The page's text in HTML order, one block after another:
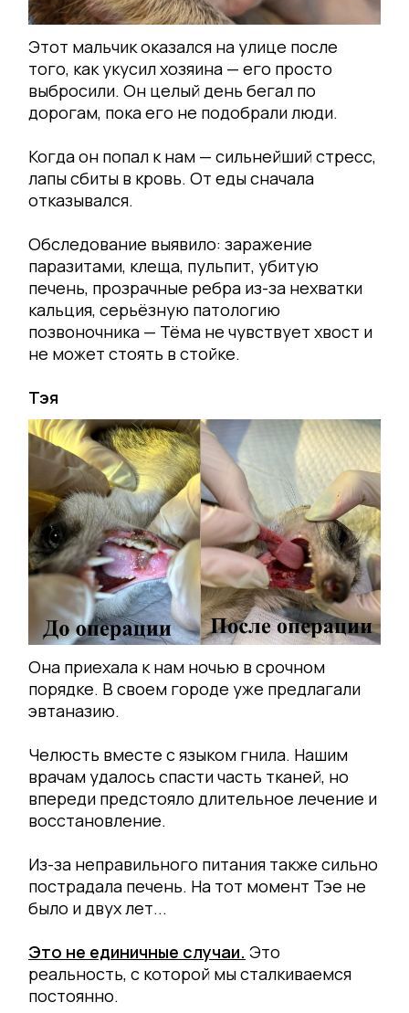
Этот мальчик оказался на улице после
того, как укусил хозяина — его просто
выбросили. Он целый день бегал по
дорогам, пока его не подобрали люди.
Когда он попал к нам — сильнейший стресс,
лапы сбиты в кровь. От еды сначала
отказывался.
Обследование выявило: заражение
паразитами, клеща, пульпит, убитую
печень, прозрачные ребра из-за нехватки
кальция, серьёзную патологию
позвоночника — Тёма не чувствует хвост и
не может стоять в стойке.
Тэя
Она приехала к нам ночью в срочном
порядке. В своем городе уже предлагали
эвтаназию.
Челюсть вместе с языком гнила. Нашим
врачам удалось спасти часть тканей, но
впереди предстояло длительное лечение и
восстановление.
Из-за неправильного питания также сильно
пострадала печень. На тот момент Тэе не
было и двух лет...
Это не единичные случаи. Это
реальность, с которой мы сталкиваемся
постоянно.